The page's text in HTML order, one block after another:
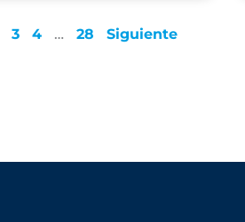
3 4 … 28 Siguiente